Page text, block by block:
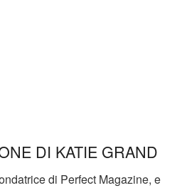
DI KATIE GRAND
di Perfect Magazine, e